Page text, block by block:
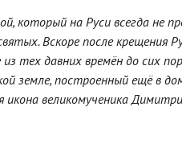
который на Руси всегда не
Вскоре после крещения
тех давних времён до сих
земле, построенный ещё в
икона великомученика